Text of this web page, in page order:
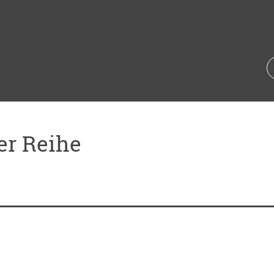
Reihe